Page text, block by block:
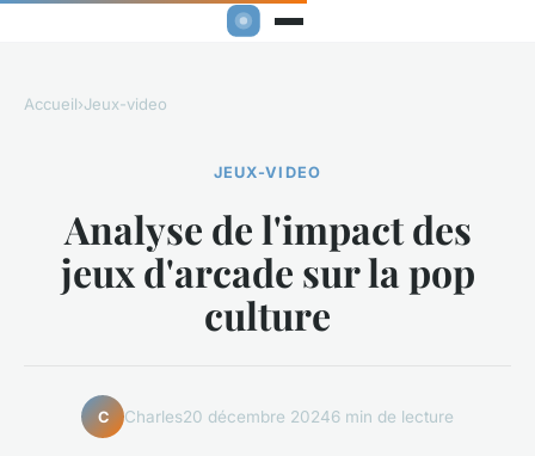
Accueil›Jeux-video
JEUX-VIDEO
Analyse de l'impact des
jeux d'arcade sur la pop
culture
C Charles20 décembre 20246 min de lecture